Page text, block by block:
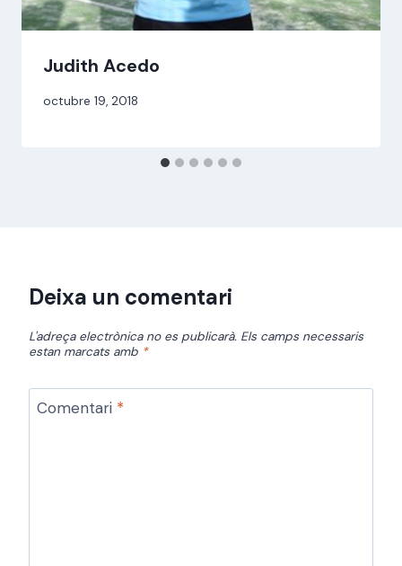
Judith Acedo
Per
octubre 19, 2018
Deixa un comentari
L'adreça electrònica no es publicarà. Els camps necessaris
estan marcats amb *
Comentari *